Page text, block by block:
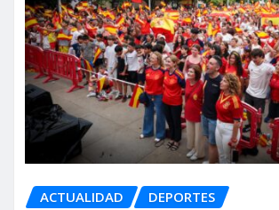
ACTUALIDAD DEPORTES